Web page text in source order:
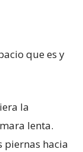
que es y
la
lenta.
piernas hacia